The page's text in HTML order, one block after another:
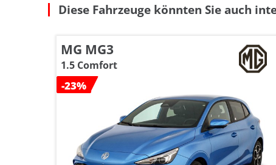
Diese Fahrzeuge könnten Sie auch
MG MG3
1.5 Comfort
-23%